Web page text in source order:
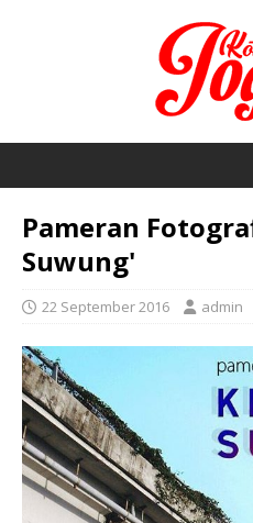
Pameran
Suwung'
22 September 2016 admin